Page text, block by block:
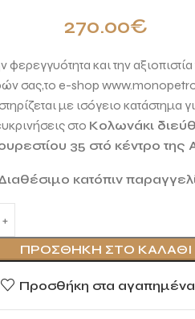
270.00€
φερεγγυότητα και την
σας,το e-shop
με ισόγειο κατάστημα
στο Κολωνάκι
35 στό κέντρο της
κατόπιν
ΠΡΟΣΘΉΚΗ ΣΤΟ ΚΑΛΆΘΙ
Προσθήκη στα αγαπημένα